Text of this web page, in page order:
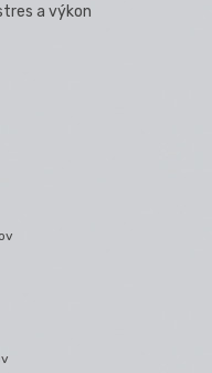
a výkon